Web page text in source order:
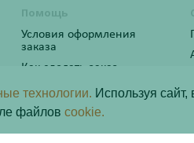
Помощь
Условия оформления
заказа
Как сделать заказ
Программы лояльности
Бонусная программа
технологии. Используя сайт,
файлов cookie.